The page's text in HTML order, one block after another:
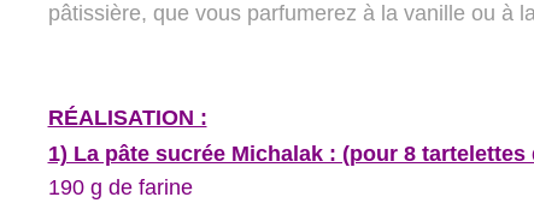
pâtissière, que vous parfumerez à la vanille ou à
RÉALISATION :
1) La pâte sucrée Michalak : (pour 8 tartelettes
190 g de farine